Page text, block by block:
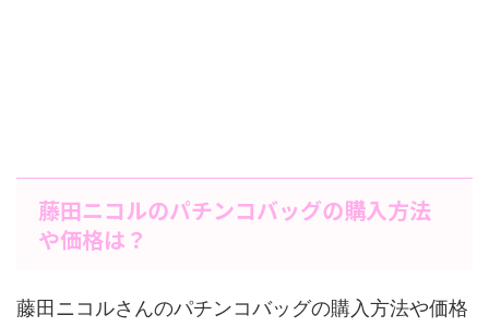
藤田ニコルのパチンコバッグの購入方法
や価格は？
藤田ニコルさんのパチンコバッグの購入方法や価格